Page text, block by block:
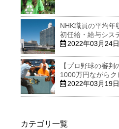
NHK職員の平均年
初任給・給与シス
2022年03月24日
【プロ野球の審判
1000万円ながらク
2022年03月19日
カテゴリ一覧